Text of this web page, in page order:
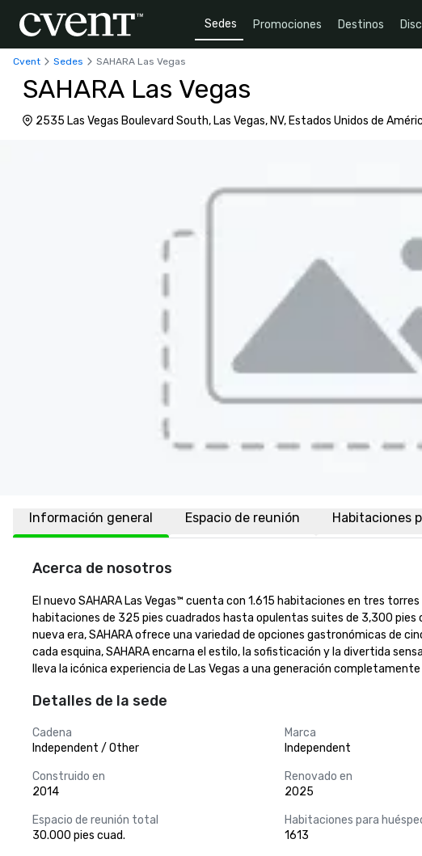
Sedes Promociones Destinos
Cvent Sedes SAHARA Las Vegas
SAHARA Las Vegas
2535 Las Vegas Boulevard South, Las Vegas, NV, Estados Unidos de
Información general Espacio de reunión Habitaciones
Acerca de nosotros
El nuevo SAHARA Las Vegas™ cuenta con 1.615 habitaciones en tres
habitaciones de 325 pies cuadrados hasta opulentas suites de 3,300
nueva era, SAHARA ofrece una variedad de opciones gastronómicas de
cada esquina, SAHARA encarna el estilo, la sofisticación y la divertida
lleva la icónica experiencia de Las Vegas a una generación
Detalles de la sede
Cadena
Independent / Other
Marca
Independent
Construido en
2014
Renovado en
2025
Espacio de reunión total
30.000 pies cuad.
Habitaciones para
1613